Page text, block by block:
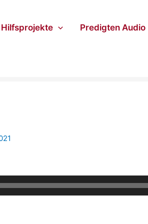
Hilfsprojekte Predigten Audio